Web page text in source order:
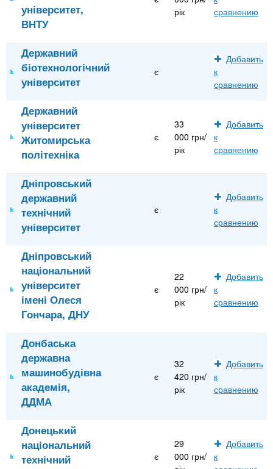
університет,
ВНТУ
рік
сравнению
Державний
біотехнологічний
університет
є
Добавить
к
сравнению
Державний
університет
Житомирська
політехніка
є
33
000 грн/
рік
Добавить
к
сравнению
Дніпровський
державний
технічний
університет
є
Добавить
к
сравнению
Дніпровський
національний
університет
імені Олеся
Гончара, ДНУ
є
22
000 грн/
рік
Добавить
к
сравнению
Донбаська
державна
машинобудівна
академія,
ДДМА
є
32
420 грн/
рік
Добавить
к
сравнению
Донецький
національний
технічний
є
29
000 грн/
Добавить
к